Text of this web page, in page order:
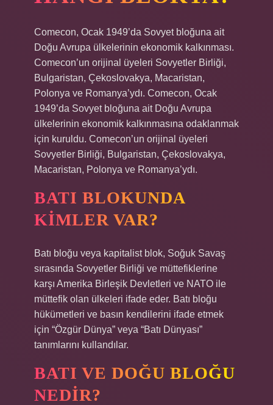
Comecon, Ocak 1949’da Sovyet bloğuna ait
Doğu Avrupa ülkelerinin ekonomik kalkınması.
Comecon’un orijinal üyeleri Sovyetler Birliği,
Bulgaristan, Çekoslovakya, Macaristan,
Polonya ve Romanya’ydı. Comecon, Ocak
1949’da Sovyet bloğuna ait Doğu Avrupa
ülkelerinin ekonomik kalkınmasına odaklanmak
için kuruldu. Comecon’un orijinal üyeleri
Sovyetler Birliği, Bulgaristan, Çekoslovakya,
Macaristan, Polonya ve Romanya’ydı.
BATI BLOKUNDA
KIMLER VAR?
Batı bloğu veya kapitalist blok, Soğuk Savaş
sırasında Sovyetler Birliği ve müttefiklerine
karşı Amerika Birleşik Devletleri ve NATO ile
müttefik olan ülkeleri ifade eder. Batı bloğu
hükümetleri ve basın kendilerini ifade etmek
için “Özgür Dünya” veya “Batı Dünyası”
tanımlarını kullandılar.
BATI VE DOĞU BLOĞU
NEDIR?